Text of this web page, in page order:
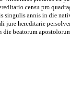
censu pro
singulis annis in die
jure hereditarie
die beatorum